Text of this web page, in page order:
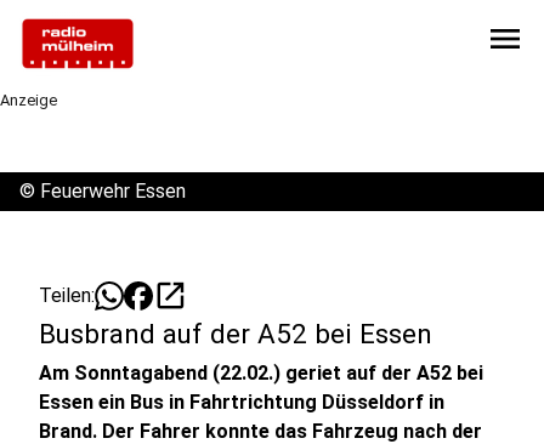
menu
Anzeige
© Feuerwehr Essen
Teilen: open_in_new
Busbrand auf der A52 bei Essen
Am Sonntagabend (22.02.) geriet auf der A52 bei
Essen ein Bus in Fahrtrichtung Düsseldorf in
Brand. Der Fahrer konnte das Fahrzeug nach der